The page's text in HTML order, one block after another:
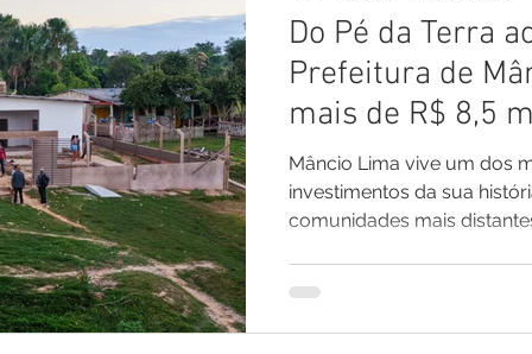
Do Pé da Terra
Prefeitura de
mais de R$ 8,5
que transformam
saúde e a
Mâncio Lima vive um dos
investimentos da sua
comunidades mais
abastecimento de água,
desenvolvimento, gerando